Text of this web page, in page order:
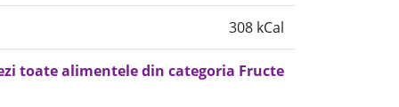
308 kCal
toate alimentele din categoria Fructe